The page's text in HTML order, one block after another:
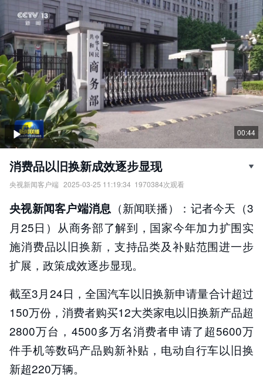
00:44
消费品以旧换新成效逐步显现
央视新闻客户端 2025-03-25 11:19:34 1970384次观看
责任编辑：央视新闻客户端
央视新闻客户端消息 （新闻联播）：记者今天（3
月25日）从商务部了解到，国家今年加力扩围实
施消费品以旧换新，支持品类及补贴范围进一步
扩展，政策成效逐步显现。
截至3月24日，全国汽车以旧换新申请量合计超过
150万份，消费者购买12大类家电以旧换新产品超
2800万台，4500多万名消费者申请了超5600万
件手机等数码产品购新补贴，电动自行车以旧换
新超220万辆。